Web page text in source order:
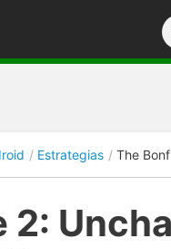
Estrategias The
2: